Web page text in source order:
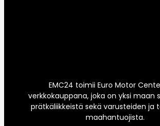
EMC24 toimii Euro Motor
verkkokauppana, joka on yksi maan
prätkäliikkeistä sekä varusteiden ja
maahantuojista.